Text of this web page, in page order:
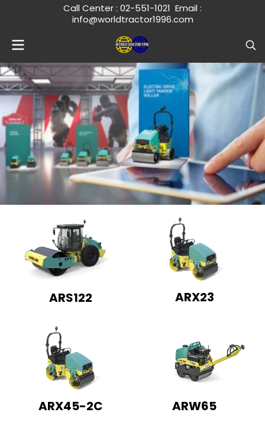
Call Center : 02-551-1021 Email :
info@worldtractor1996.com
ARS122 ARX23
ARX45-2C ARW65